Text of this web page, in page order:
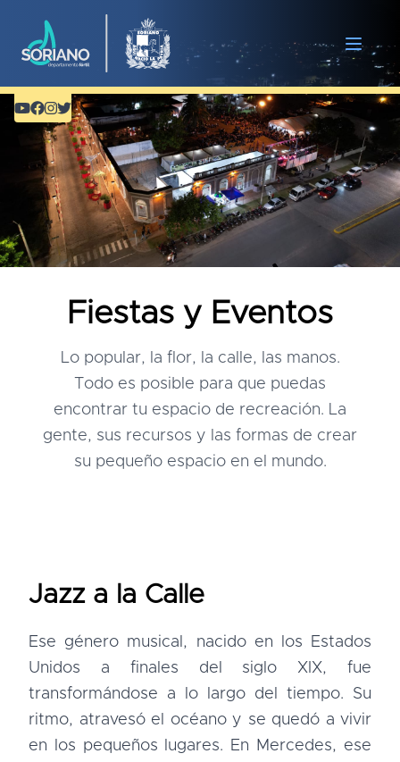
Fiestas y Eventos
Lo popular, la flor, la calle, las manos.
Todo es posible para que puedas
encontrar tu espacio de recreación. La
gente, sus recursos y las formas de crear
su pequeño espacio en el mundo.
Jazz a la Calle
Ese género musical, nacido en los Estados
Unidos a finales del siglo XIX, fue
transformándose a lo largo del tiempo. Su
ritmo, atravesó el océano y se quedó a vivir
en los pequeños lugares. En Mercedes, ese